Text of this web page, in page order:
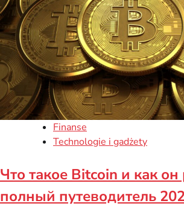
Finanse
Technologie i gadżety
Что такое Bitcoin и как
полный путеводитель